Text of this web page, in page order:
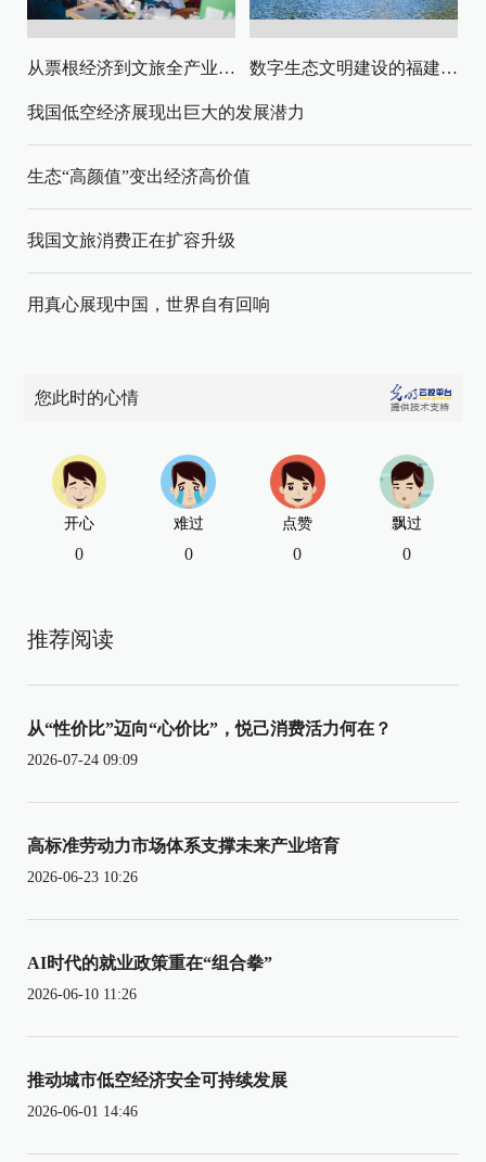
从票根经济到文旅全产业链升级 数字生态文明建设的福建路径与启示
我国低空经济展现出巨大的发展潜力
生态“高颜值”变出经济高价值
我国文旅消费正在扩容升级
用真心展现中国，世界自有回响
您此时的心情
开心
0
难过
0
点赞
0
飘过
0
推荐阅读
从“性价比”迈向“心价比”，悦己消费活力何在？
2026-07-24 09:09
高标准劳动力市场体系支撑未来产业培育
2026-06-23 10:26
AI时代的就业政策重在“组合拳”
2026-06-10 11:26
推动城市低空经济安全可持续发展
2026-06-01 14:46